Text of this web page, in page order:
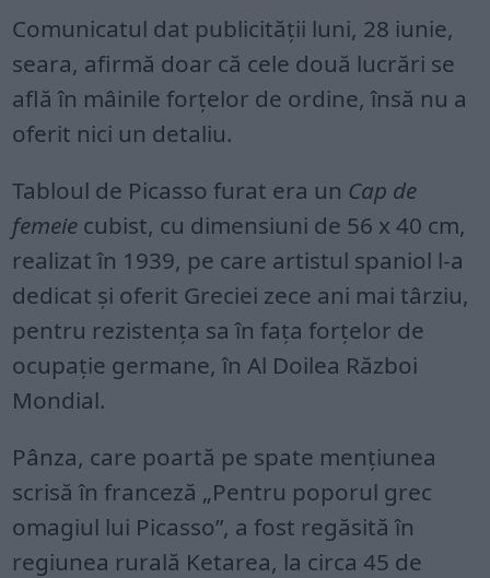
Comunicatul dat publicității luni, 28 iunie,
seara, afirmă doar că cele două lucrări se
află în mâinile forțelor de ordine, însă nu a
oferit nici un detaliu.
Tabloul de Picasso furat era un Cap de
femeie cubist, cu dimensiuni de 56 x 40 cm,
realizat în 1939, pe care artistul spaniol l-a
dedicat și oferit Greciei zece ani mai târziu,
pentru rezistența sa în fața forțelor de
ocupație germane, în Al Doilea Război
Mondial.
Pânza, care poartă pe spate mențiunea
scrisă în franceză „Pentru poporul grec
omagiul lui Picasso”, a fost regăsită în
regiunea rurală Ketarea, la circa 45 de